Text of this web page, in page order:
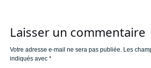
Laisser un commentaire
Votre adresse e-mail ne sera pas publiée. Les
indiqués avec *